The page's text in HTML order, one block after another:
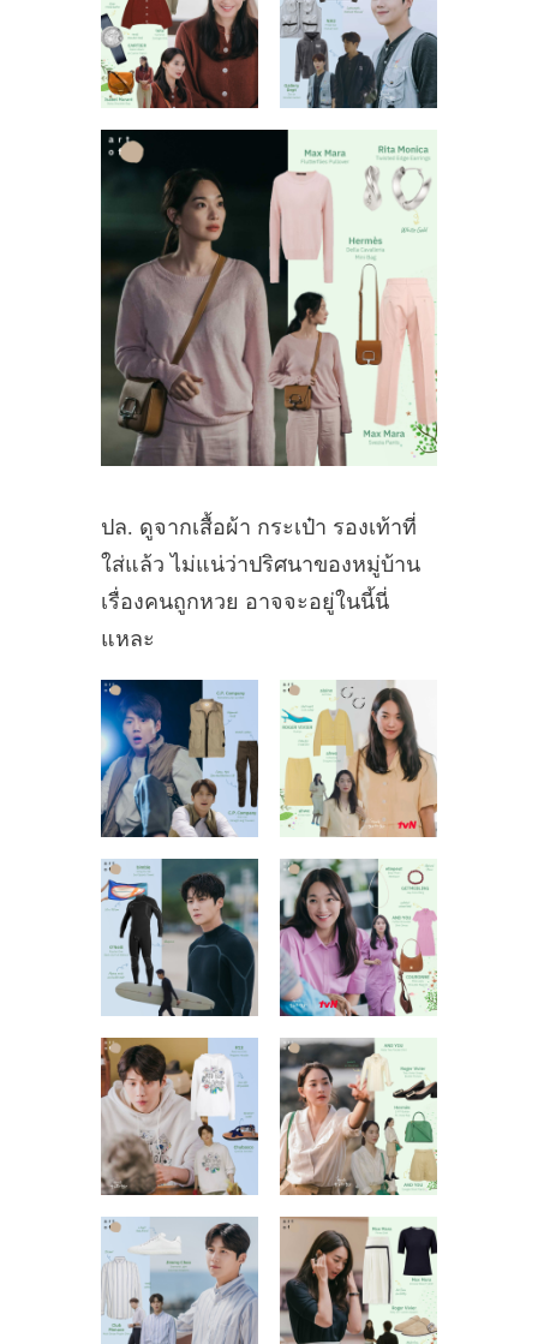
ปล. ดูจากเสื้อผ้า กระเป๋า รองเท้าที่
ใส่แล้ว ไม่แน่ว่าปริศนาของหมู่บ้าน
เรื่องคนถูกหวย อาจจะอยู่ในนี้นี่
แหละ